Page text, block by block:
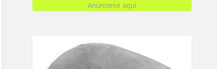
Anúnciese aquí